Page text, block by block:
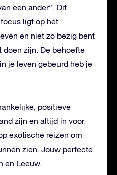
een ander”. Dit
ligt op het
en niet zo bezig bent
doen zijn. De behoefte
je leven gebeurd heb je
positieve
zijn en altijd in voor
exotische reizen om
zien. Jouw perfecte
en Leeuw.